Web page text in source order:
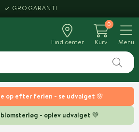
op efter ferien - se udvalget 🌸
- oplev udvalget 💚
GROGARANTI
Find center
0
Kurv
Menu